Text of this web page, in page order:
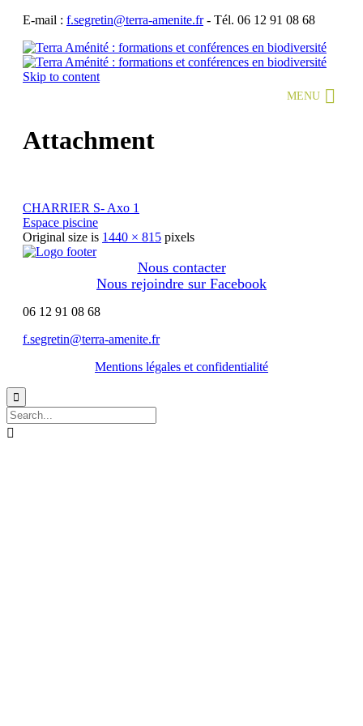
E-mail : f.segretin@terra-amenite.fr- Tél. 06 12 91 08 68
Skip to content
MENU
Attachment
CHARRIER S- Axo 1
Espace piscine
Original size is 1440 × 815 pixels
Nous contacter
Nous rejoindre sur Facebook
06 12 91 08 68
f.segretin@terra-amenite.fr
Mentions légales et confidentialité

